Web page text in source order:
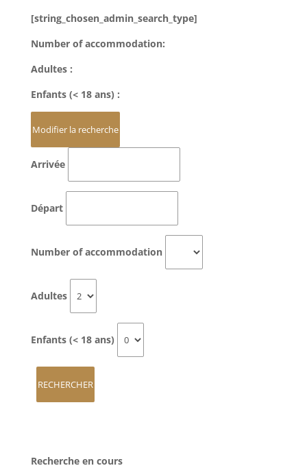
[string_chosen_admin_search_type]
Number of accommodation:
Adultes :
Enfants (< 18 ans) :
Arrivée
Départ
Number of accommodation
Adultes
Enfants (< 18 ans)
Recherche en cours